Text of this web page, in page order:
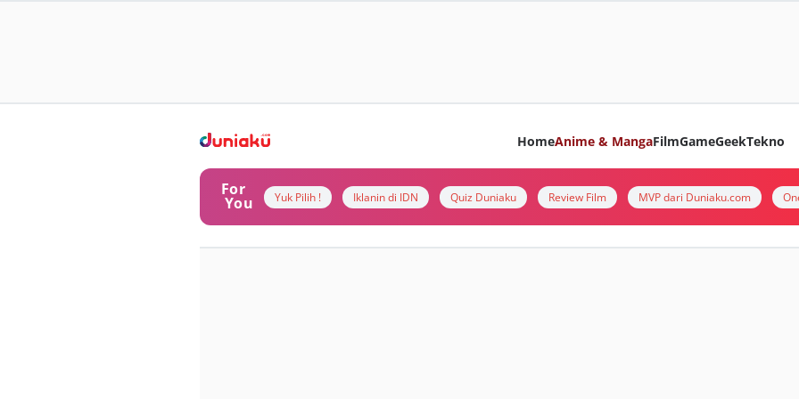
HomeAnime & MangaFilmGameGeekTekno
For
You Yuk Pilih ! Iklanin di IDN Quiz Duniaku Review Film MVP dari Duniaku.com